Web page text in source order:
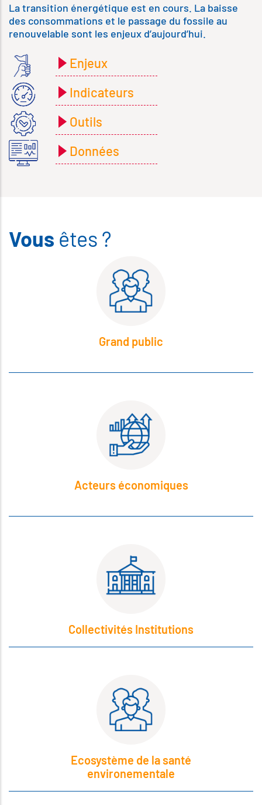
La transition énergétique est en cours. La baisse
des consommations et le passage du fossile au
renouvelable sont les enjeux d’aujourd’hui.
Enjeux
Indicateurs
Outils
Données
Vous êtes ?
Grand public
Acteurs économiques
Collectivités Institutions
Ecosystème de la santé
environementale